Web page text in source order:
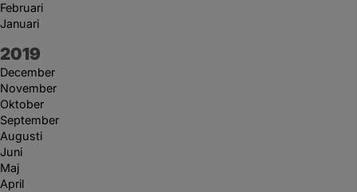
Februari
Januari
År:
2019
December
November
Oktober
September
Augusti
Juni
Maj
April